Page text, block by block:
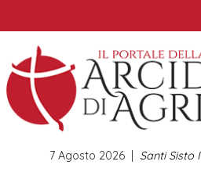
to
content
Santi Sisto
7 Agosto 2026